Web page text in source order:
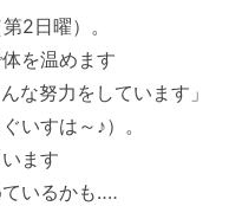
2日曜）。
を温めます
な努力をしています」
いすは～♪）。
ます
いるかも‥‥